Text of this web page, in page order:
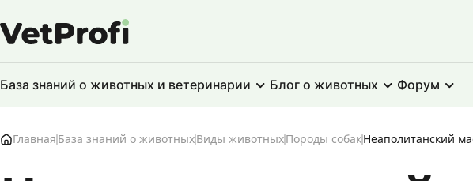
База знаний о животных и ветеринарии Блог о животных Форум
Главная База знаний о животныхВиды животныхПороды собакНеаполитанский